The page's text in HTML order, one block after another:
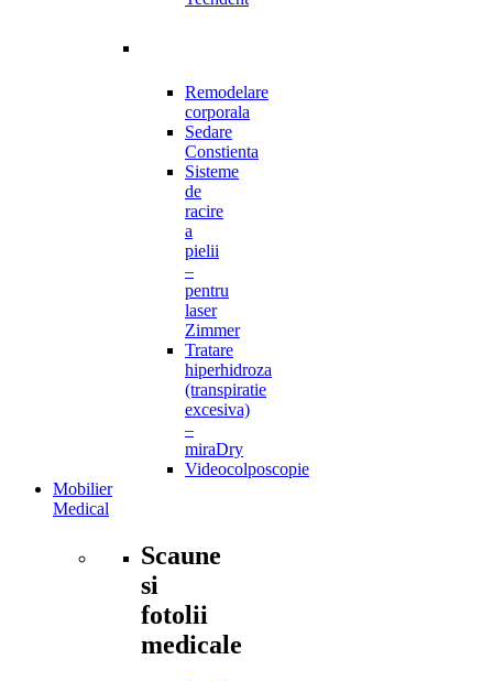
Remodelare
corporala
Sedare
Constienta
Sisteme
de
racire
a
pielii
–
pentru
laser
Zimmer
Tratare
hiperhidroza
(transpiratie
excesiva)
–
miraDry
Videocolposcopie
Mobilier
Medical
Scaune
si
fotolii
medicale